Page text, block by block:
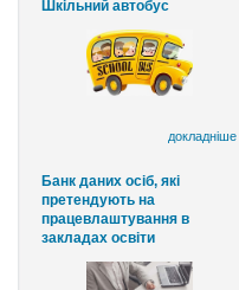
Шкільний автобус
докладніше
Банк даних осіб, які
претендують на
працевлаштування в
закладах освіти